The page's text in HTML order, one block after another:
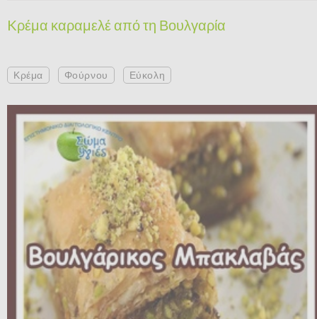
Kρέμα καραμελέ από τη Βουλγαρία
Κρέμα Φούρνου Εύκολη